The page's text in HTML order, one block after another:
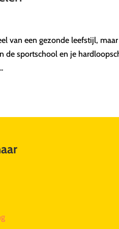
van een gezonde leefstijl,
de sportschool en je